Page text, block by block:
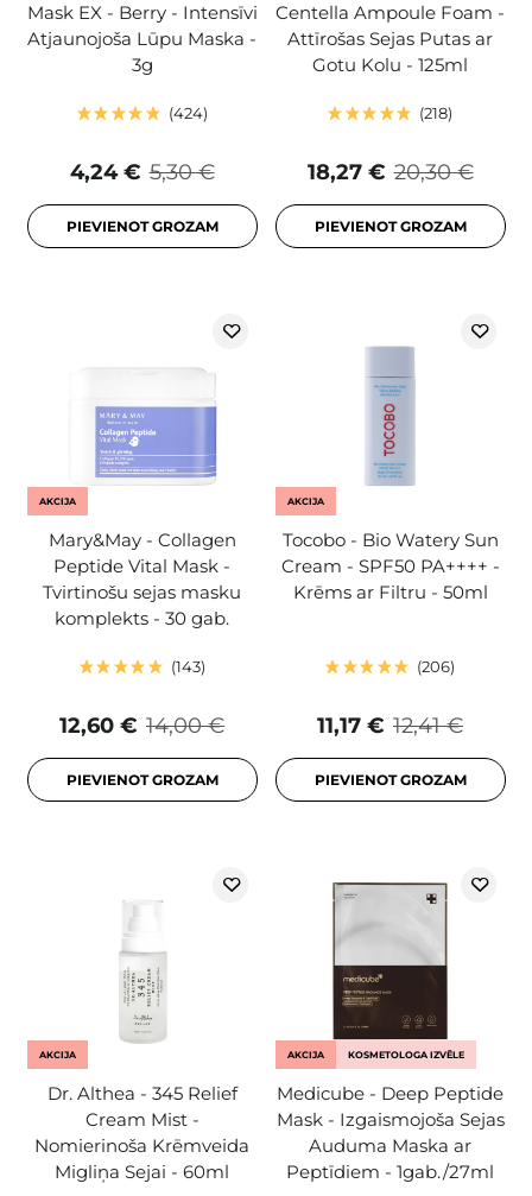
Mask EX - Berry - Intensīvi
Atjaunojoša Lūpu Maska -
3g
424
5,30 €
4,24 €
PIEVIENOT GROZAM
Centella Ampoule Foam -
Attīrošas Sejas Putas ar
Gotu Kolu - 125ml
218
20,30 €
18,27 €
PIEVIENOT GROZAM
AKCIJA
Mary&May - Collagen
Peptide Vital Mask -
Tvirtinošu sejas masku
komplekts - 30 gab.
143
14,00 €
12,60 €
PIEVIENOT GROZAM
AKCIJA
Tocobo - Bio Watery Sun
Cream - SPF50 PA++++ -
Krēms ar Filtru - 50ml
206
12,41 €
11,17 €
PIEVIENOT GROZAM
AKCIJA
Dr. Althea - 345 Relief
Cream Mist -
Nomierinoša Krēmveida
Migliņa Sejai - 60ml
AKCIJA KOSMETOLOGA IZVĒLE
Medicube - Deep Peptide
Mask - Izgaismojoša Sejas
Auduma Maska ar
Peptīdiem - 1gab./27ml